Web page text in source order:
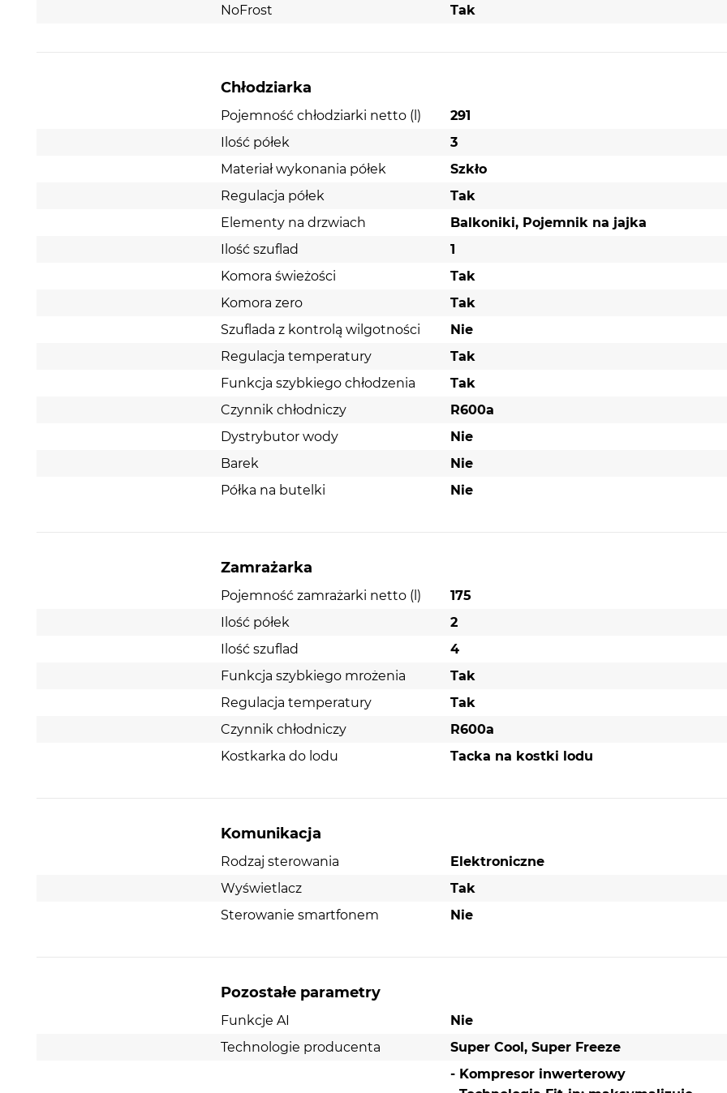
NoFrost
Tak
Chłodziarka
Pojemność chłodziarki netto (l)
291
Ilość półek
3
Materiał wykonania półek
Szkło
Regulacja półek
Tak
Elementy na drzwiach
Balkoniki, Pojemnik na jajka
Ilość szuflad
1
Komora świeżości
Tak
Komora zero
Tak
Szuflada z kontrolą wilgotności
Nie
Regulacja temperatury
Tak
Funkcja szybkiego chłodzenia
Tak
Czynnik chłodniczy
R600a
Dystrybutor wody
Nie
Barek
Nie
Półka na butelki
Nie
Zamrażarka
Pojemność zamrażarki netto (l)
175
Ilość półek
2
Ilość szuflad
4
Funkcja szybkiego mrożenia
Tak
Regulacja temperatury
Tak
Czynnik chłodniczy
R600a
Kostkarka do lodu
Tacka na kostki lodu
Komunikacja
Rodzaj sterowania
Elektroniczne
Wyświetlacz
Tak
Sterowanie smartfonem
Nie
Pozostałe parametry
Funkcje AI
Nie
Technologie producenta
Super Cool, Super Freeze
- Kompresor inwerterowy